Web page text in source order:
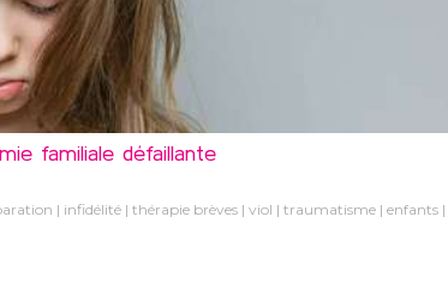
familiale défaillante
infidélité thérapie brèves viol traumatisme enfants